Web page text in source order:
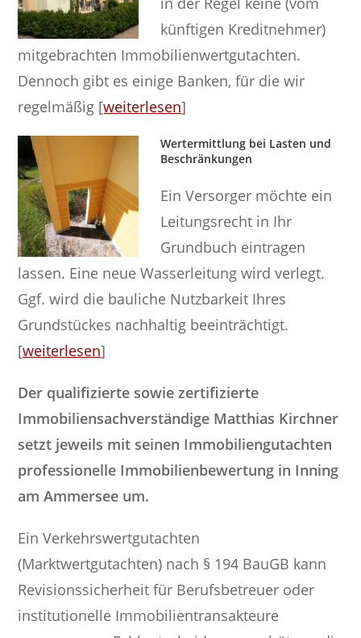
künftigen Kreditnehmer)
mitgebrachten Immobilienwertgutachten.
Dennoch gibt es einige Banken, für die wir
regelmäßig [weiterlesen]
Wertermittlung bei Lasten und
Beschränkungen
Ein Versorger möchte ein
Leitungsrecht in Ihr
Grundbuch eintragen
lassen. Eine neue Wasserleitung wird verlegt.
Ggf. wird die bauliche Nutzbarkeit Ihres
Grundstückes nachhaltig beeinträchtigt.
[weiterlesen]
Der qualifizierte sowie zertifizierte
Immobiliensachverständige Matthias Kirchner
setzt jeweils mit seinen Immobiliengutachten
professionelle Immobilienbewertung in Inning
am Ammersee um.
Ein Verkehrswertgutachten
(Marktwertgutachten) nach § 194 BauGB kann
Revisionssicherheit für Berufsbetreuer oder
institutionelle Immobilientransakteure